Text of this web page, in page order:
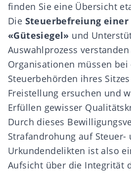
finden Sie eine Übersicht
Die Steuerbefreiung einer
«Gütesiegel» und
Auswahlprozess
Organisationen müssen
Steuerbehörden ihres
Freistellung ersuchen und
Erfüllen gewisser
Durch dieses
Strafandrohung auf Steuer-
Urkundendelikten ist also
Aufsicht über die Integrität